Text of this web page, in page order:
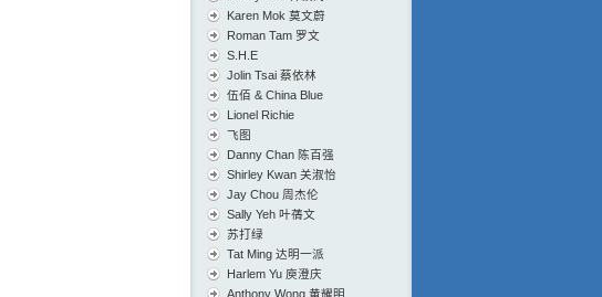
Karen Mok 莫文蔚
Roman Tam 罗文
S.H.E
Jolin Tsai 蔡依林
伍佰 & China Blue
Lionel Richie
飞图
Danny Chan 陈百强
Shirley Kwan 关淑怡
Jay Chou 周杰伦
Sally Yeh 叶蒨文
苏打绿
Tat Ming 达明一派
Harlem Yu 庾澄庆
Anthony Wong 黄耀明